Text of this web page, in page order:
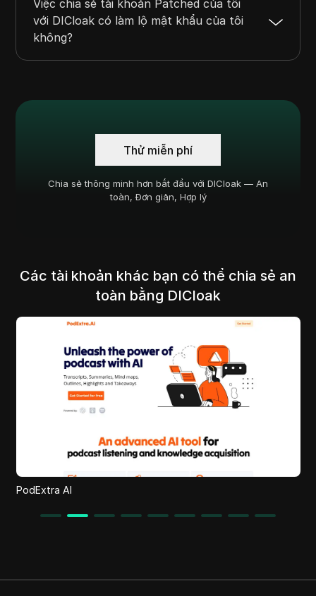
Việc chia sẻ tài khoản Patched của tôi
với DICloak có làm lộ mật khẩu của tôi
không?
Thử miễn phí
Chia sẻ thông minh hơn bắt đầu với DICloak — An
toàn, Đơn giản, Hợp lý
Các tài khoản khác bạn có thể chia sẻ an
toàn bằng DICloak
PodExtra AI